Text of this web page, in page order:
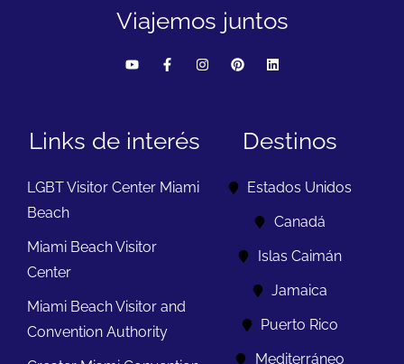
Viajemos juntos
Links de interés
LGBT Visitor Center Miami
Beach
Miami Beach Visitor
Center
Miami Beach Visitor and
Convention Authority
Destinos
Estados Unidos
Canadá
Islas Caimán
Jamaica
Puerto Rico
Mediterráneo